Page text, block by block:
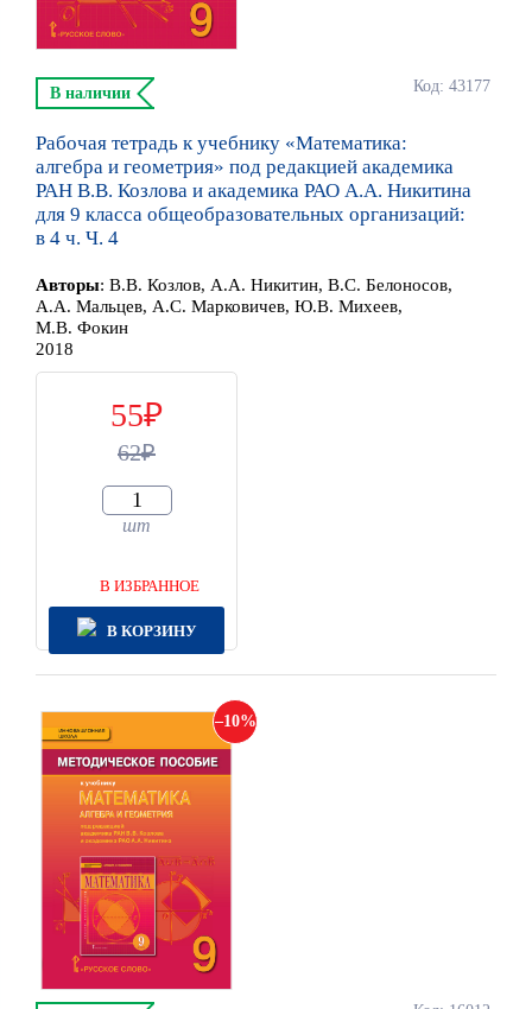
Код: 43177
В наличии
Рабочая тетрадь к учебнику «Математика:
алгебра и геометрия» под редакцией академика
РАН В.В. Козлова и академика РАО А.А. Никитина
для 9 класса общеобразовательных организаций:
в 4 ч. Ч. 4
Авторы: В.В. Козлов, А.А. Никитин, В.С. Белоносов,
А.А. Мальцев, А.С. Марковичев, Ю.В. Михеев,
М.В. Фокин
2018
55
62
шт
В ИЗБРАННОЕ
В КОРЗИНУ
10